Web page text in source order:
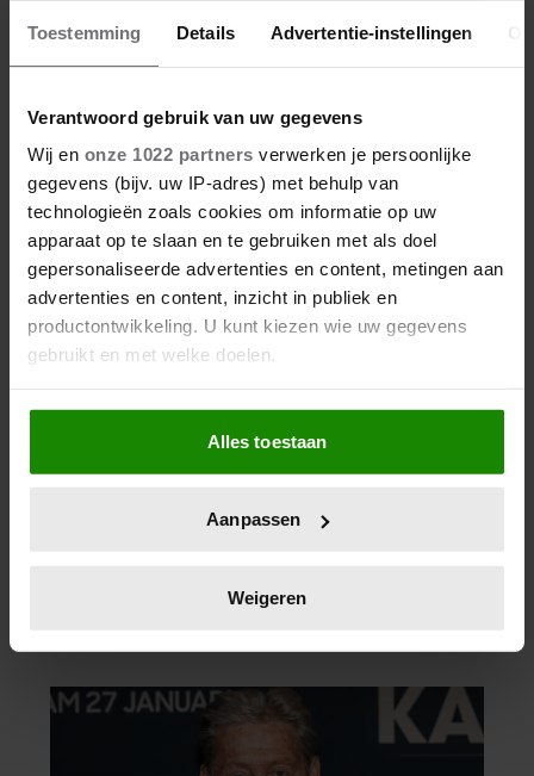
Toestemming Details Advertentie-instellingen
Verantwoord gebruik van uw gegevens
Wij en onze 1022 partners verwerken je persoonlijke
gegevens (bijv. uw IP-adres) met behulp van
technologieën zoals cookies om informatie op uw
apparaat op te slaan en te gebruiken met als doel
gepersonaliseerde advertenties en content, metingen aan
advertenties en content, inzicht in publiek en
productontwikkeling. U kunt kiezen wie uw gegevens
gebruikt en met welke doelen.
Als u het toestaat, willen we ook graag:
Informatie verzamelen over uw geografische
locatie, die tot een paar meter nauwkeurig kan zijn
scannen op specifieke eigenschappen (fingerprinting)
verwerkt en stel uw voorkeuren in het
intrekken in de Cookieverklaring.
We gebruiken cookies om content en advertenties te
personaliseren, om functies voor social media te bieden
en om ons websiteverkeer te analyseren. Ook delen we
Alles toestaan
Aanpassen
Weigeren
05/08/2026
AMSTEL LIVE: ‘DAAR WIL IK HET
BIJ LATEN’